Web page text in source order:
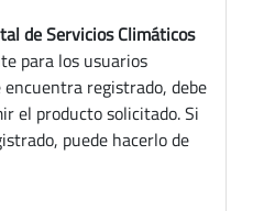
de Servicios Climáticos
para los usuarios
registrado, debe
el producto solicitado. Si
puede hacerlo de